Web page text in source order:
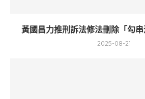
黃國昌力推刑訴法修法刪除「勾
2025-08-21